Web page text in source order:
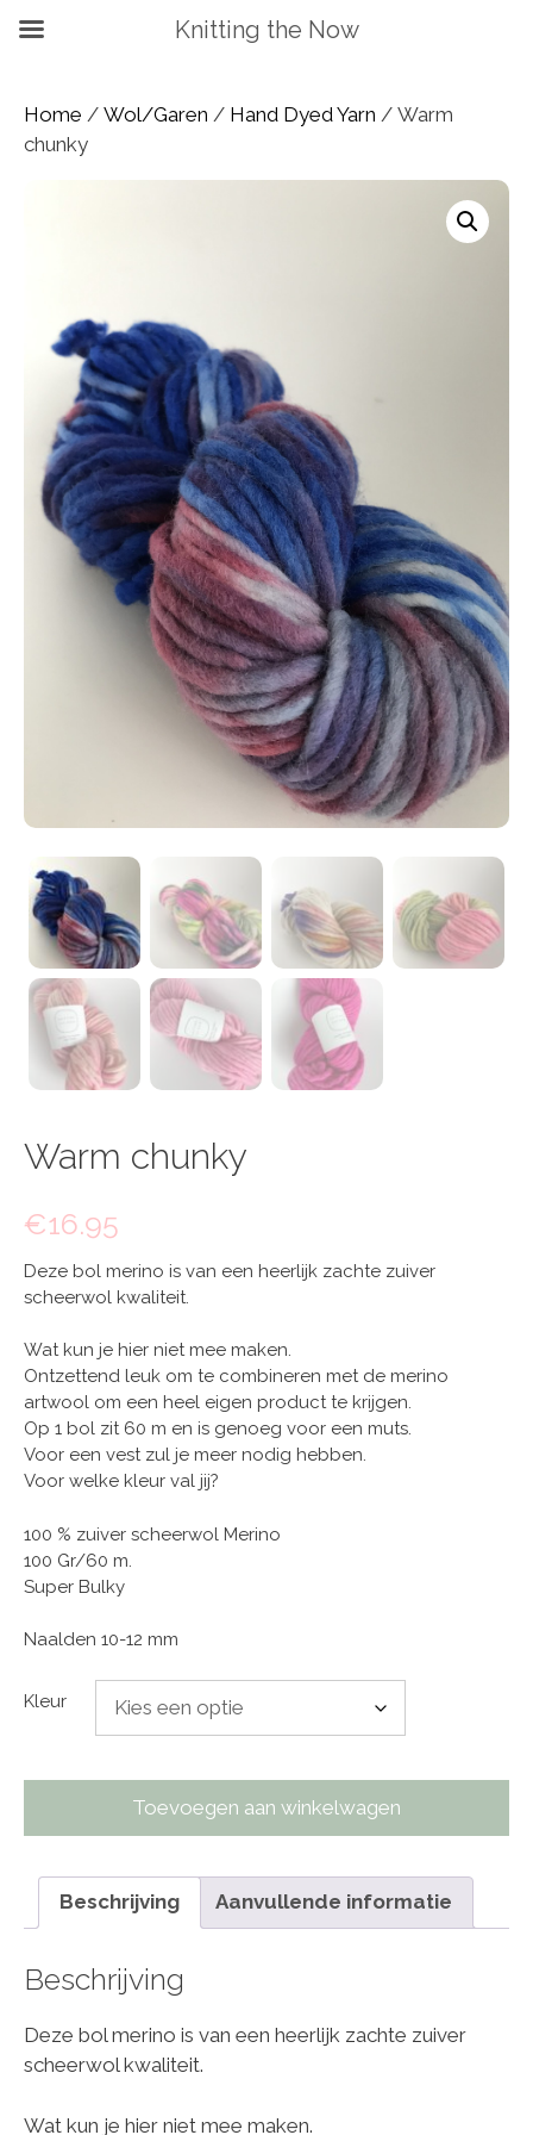
Home / Wol/Garen / Hand Dyed Yarn / Warm
chunky
Warm chunky
€16.95
Deze bol merino is van een heerlijk zachte zuiver
scheerwol kwaliteit.
Wat kun je hier niet mee maken.
Ontzettend leuk om te combineren met de merino
artwool om een heel eigen product te krijgen.
Op 1 bol zit 60 m en is genoeg voor een muts.
Voor een vest zul je meer nodig hebben.
Voor welke kleur val jij?
100 % zuiver scheerwol Merino
100 Gr/60 m.
Super Bulky
Naalden 10-12 mm
Kleur
Toevoegen aan winkelwagen
Beschrijving Aanvullende informatie
Beschrijving
Deze bol merino is van een heerlijk zachte zuiver
scheerwol kwaliteit.
Wat kun je hier niet mee maken.
Knitting the Now